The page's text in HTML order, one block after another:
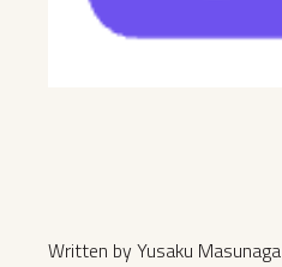
Written by Yusaku Masunaga